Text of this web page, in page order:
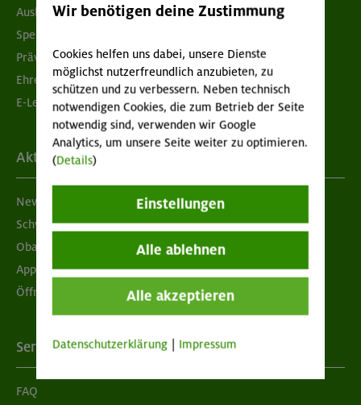
Ausbildung & Jobs
Spenden
Prävention sexualisierter Gewalt
Ehrenamtsbörse
E-Learning
Aktuelles
Newsletter
Schwarzes Brett
Obacht geben!
App "Mein DAV+"
Öffnungszeiten
Services
FAQ
Wir benötigen deine Zustimmung
Cookies helfen uns dabei, unsere Dienste
möglichst nutzerfreundlich anzubieten, zu
schützen und zu verbessern. Neben technisch
notwendigen Cookies, die zum Betrieb der Seite
notwendig sind, verwenden wir Google
Analytics, um unsere Seite weiter zu optimieren.
(Details)
Einstellungen
Alle ablehnen
Alle akzeptieren
Datenschutzerklärung Impressum